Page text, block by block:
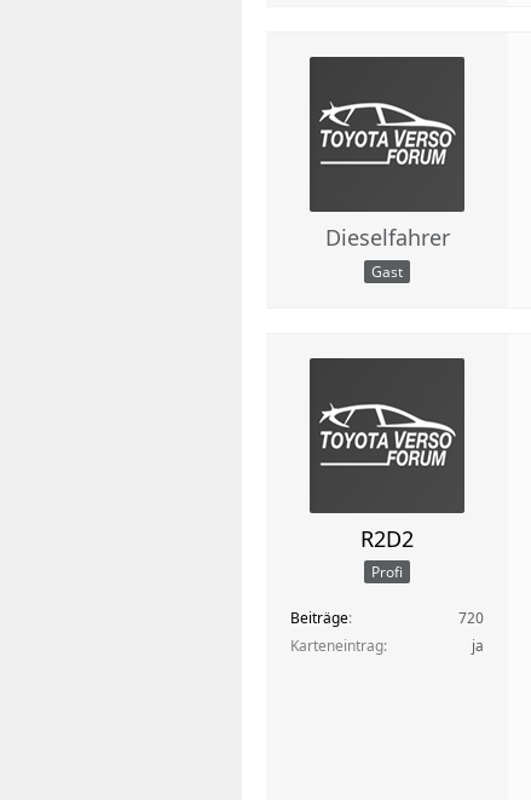
Dieselfahrer
Gast
R2D2
Profi
Beiträge
720
Karteneintrag
ja